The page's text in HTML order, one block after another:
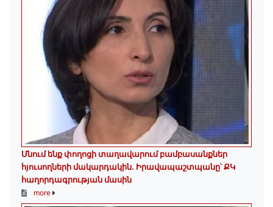
Մնում ենք փողոցի տաղավարում բամբասանքներ
հյուսողների մակարդակին․ Իրավապաշտպանը՝ ՔԿ
հաղորդագրության մասին
more